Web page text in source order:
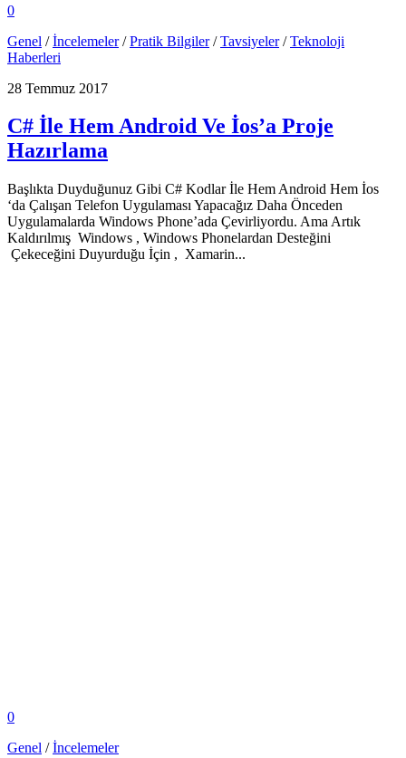
0
Genel /İncelemeler/Pratik Bilgiler/Tavsiyeler/Teknoloji
Haberleri
28 Temmuz 2017
C# İle Hem Android Ve İos’a Proje
Hazırlama
Başlıkta Duyduğunuz Gibi C# Kodlar İle Hem Android Hem İos
‘da Çalışan Telefon Uygulaması Yapacağız Daha Önceden
Uygulamalarda Windows Phone’ada Çevirliyordu. Ama Artık
Kaldırılmış Windows , Windows Phonelardan Desteğini
Çekeceğini Duyurduğu İçin , Xamarin...
0
Genel /İncelemeler